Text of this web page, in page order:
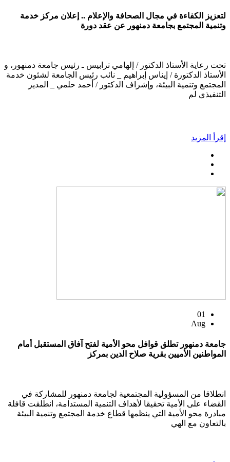
لتعزيز الكفاءة في مجال الصحافة والإعلام .. إعلان مركز خدمة
وتنمية المجتمع بجامعة دمنهور عن عقد دورة
تحت رعاية الأستاذ الدكتور / إلهامي ترابيس ـ رئيس جامعة دمنهور، و
الأستاذ الدكتورة / إيناس إبراهيم _ نائب رئيس الجامعة لشئون خدمة
المجتمع وتنمية البيئة، وإشراف الدكتور / أحمد حلمي _ المدير
التنفيذي لم
إقرأ المزيد
01
Aug
جامعة دمنهور تطلق قوافل محو الأمية لفتح آفاق المستقبل أمام
المواطنين الأميين بقرية صلاح الدين بمركز
انطلاقا من المسؤولية المجتمعية لجامعة دمنهور للمشاركة في
القضاء على الأمية تحقيقا لأهداف التنمية المستدامة، انطلقت قافلة
مبادرة محو الأمية التي ينظمها قطاع خدمة المجتمع وتنمية البيئة
بالتعاون مع الهي